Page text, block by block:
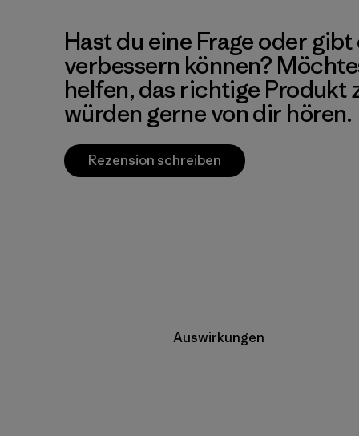
Hast du eine Frage oder
verbessern können?
helfen, das richtige Produkt
würden gerne von dir hören.
Rezension schreiben
Auswirkungen